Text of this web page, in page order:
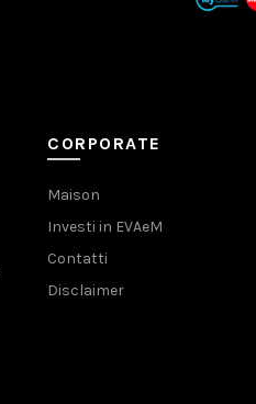
CORPORATE
Maison
Investi in EVAeM
Contatti
Disclaimer